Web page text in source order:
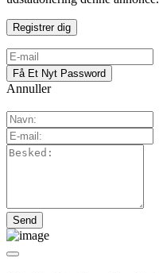
Annuller